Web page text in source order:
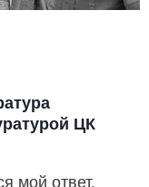
ЦК
мой ответ.